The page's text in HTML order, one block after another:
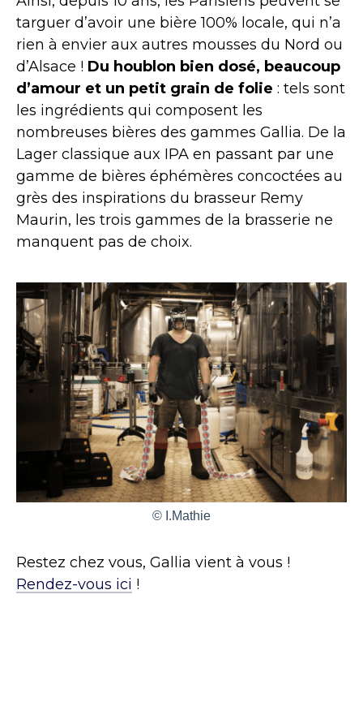
targuer d’avoir une bière 100% locale, qui n’a
rien à envier aux autres mousses du Nord ou
d’Alsace ! Du houblon bien dosé, beaucoup
d’amour et un petit grain de folie : tels sont
les ingrédients qui composent les
nombreuses bières des gammes Gallia. De la
Lager classique aux IPA en passant par une
gamme de bières éphémères concoctées au
grès des inspirations du brasseur Remy
Maurin, les trois gammes de la brasserie ne
manquent pas de choix.
© I.Mathie
Restez chez vous, Gallia vient à vous !
Rendez-vous ici !